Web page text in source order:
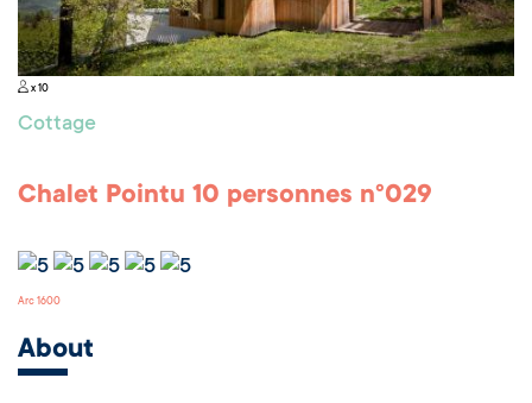
x 10
Cottage
Chalet Pointu 10 personnes n°029
Arc 1600
About